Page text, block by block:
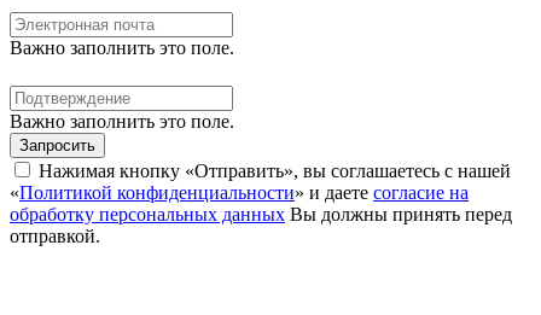
Важно заполнить это поле.
Важно заполнить это поле.
Запросить
Нажимая кнопку «Отправить», вы соглашаетесь с нашей
«Политикой конфиденциальности» и даете согласие на
обработку персональных данных Вы должны принять перед
отправкой.